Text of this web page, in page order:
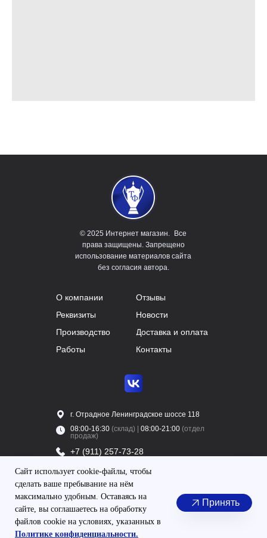
Сайт использует cookie-файлы, чтобы
сделать ваше пребывание на нём
максимально удобным. Оставаясь на
сайте, вы соглашаетесь на обработку
файлов cookie на условиях, указанных в
Политике конфиденциальности.
Принять
Политика конфиденциальности
Согласие на обработку персональных данных
+7 (911) 257-73-28
+7 (931) 346-56-74
08:00-16:30 (склад) | 08:00-21:00 (отдел
продаж)
г. Отрадное Ленинградское шоссе 118
Контакты
Доставка и оплата
Новости
Отзывы
Работы
Производство
Реквизиты
О компании
© 2025 Интернет магазин. Все
права защищены. Запрещено
использование материалов сайта
без согласия автора.